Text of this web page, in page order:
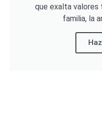
que exalta
familia, la